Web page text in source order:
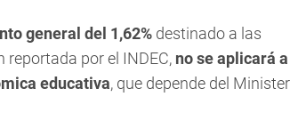
general del 1,62% destinado a las
por el INDEC, no se aplicará a
educativa, que depende del